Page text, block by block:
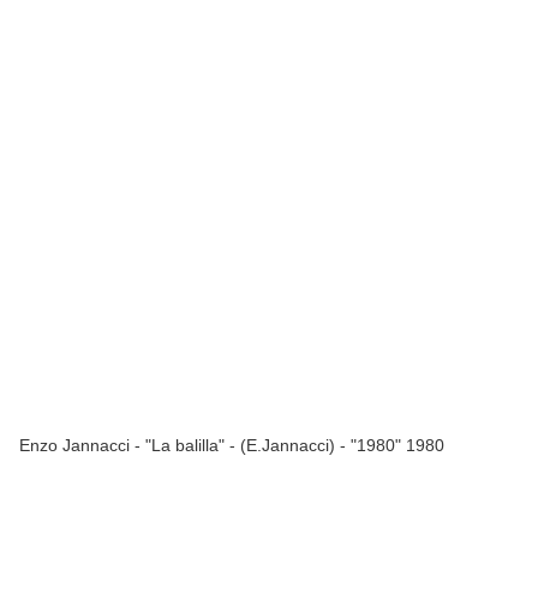
Enzo Jannacci - "La balilla" - (E.Jannacci) - "1980" 1980